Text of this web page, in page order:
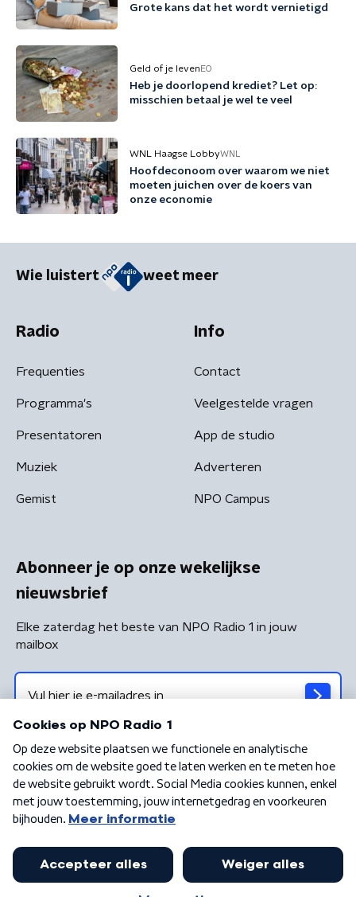
Grote kans dat het wordt vernietigd
Geld of je leven EO
Heb je doorlopend krediet? Let op:
misschien betaal je wel te veel
WNL Haagse LobbyWNL
Hoofdeconoom over waarom we niet
moeten juichen over de koers van
onze economie
Wie luistert weet meer
Radio
Frequenties
Programma's
Presentatoren
Muziek
Gemist
Info
Contact
Veelgestelde vragen
App de studio
Adverteren
NPO Campus
Abonneer je op onze wekelijkse
nieuwsbrief
Elke zaterdag het beste van NPO Radio 1 in jouw
mailbox
Algemene voorwaarden